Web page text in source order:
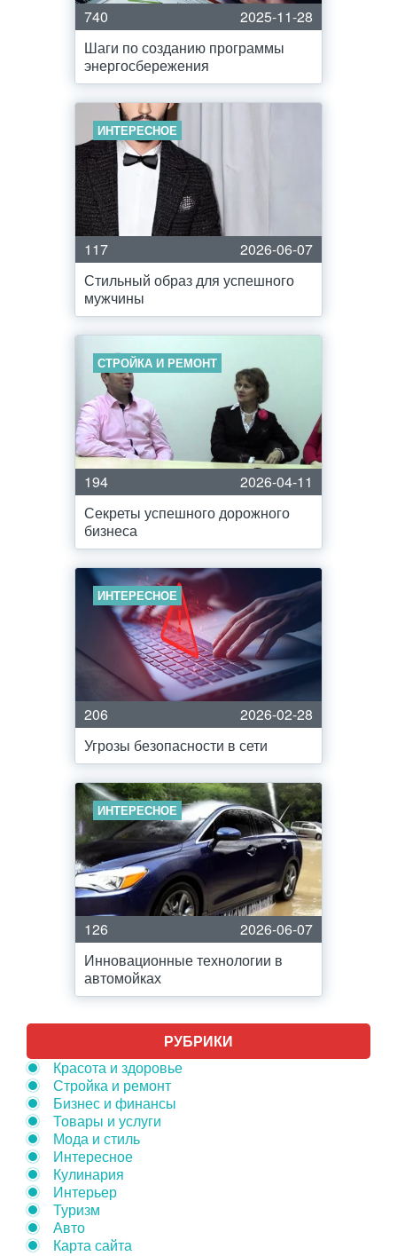
740
2025-11-28
Шаги по созданию программы
энергосбережения
ИНТЕРЕСНОЕ
117
2026-06-07
Стильный образ для успешного
мужчины
СТРОЙКА И РЕМОНТ
194
2026-04-11
Секреты успешного дорожного
бизнеса
ИНТЕРЕСНОЕ
206
2026-02-28
Угрозы безопасности в сети
ИНТЕРЕСНОЕ
126
2026-06-07
Инновационные технологии в
автомойках
РУБРИКИ
Красота и здоровье
Стройка и ремонт
Бизнес и финансы
Товары и услуги
Мода и стиль
Интересное
Кулинария
Интерьер
Туризм
Авто
Карта сайта